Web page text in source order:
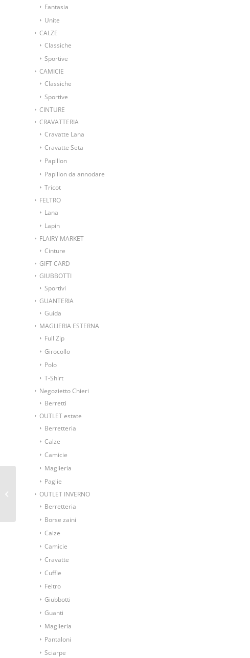
Fantasia
Unite
CALZE
Classiche
Sportive
CAMICIE
Classiche
Sportive
CINTURE
CRAVATTERIA
Cravatte Lana
Cravatte Seta
Papillon
Papillon da annodare
Tricot
FELTRO
Lana
Lapin
FLAIRY MARKET
Cinture
GIFT CARD
GIUBBOTTI
Sportivi
GUANTERIA
Guida
MAGLIERIA ESTERNA
Full Zip
Girocollo
Polo
T-Shirt
Negozietto Chieri
Berretti
OUTLET estate
Berretteria
Calze
Camicie
Maglieria
Paglie
OUTLET INVERNO
Berretteria
Borse zaini
Calze
Camicie
Cravatte
Cuffie
Feltro
Giubbotti
Guanti
Maglieria
Pantaloni
Sciarpe
Pochette fantasia
geometrica blu grigia